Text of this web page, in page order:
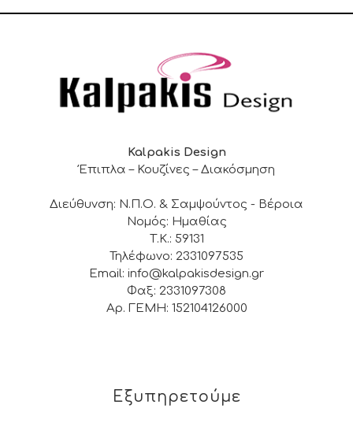
Kalpakis Design
Έπιπλα – Κουζίνες – Διακόσμηση
Διεύθυνση: Ν.Π.Ο. & Σαμψούντος - Βέροια
Νομός: Ημαθίας
Τ.Κ.: 59131
Τηλέφωνο: 2331097535
Email: info@kalpakisdesign.gr
Φαξ: 2331097308
Αρ. ΓΕΜΗ: 152104126000
Εξυπηρετούμε